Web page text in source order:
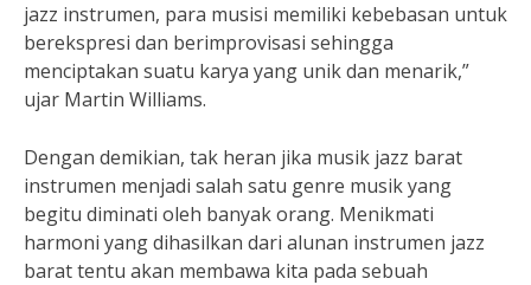
jazz instrumen, para musisi memiliki kebebasan untuk
berekspresi dan berimprovisasi sehingga
menciptakan suatu karya yang unik dan menarik,”
ujar Martin Williams.
Dengan demikian, tak heran jika musik jazz barat
instrumen menjadi salah satu genre musik yang
begitu diminati oleh banyak orang. Menikmati
harmoni yang dihasilkan dari alunan instrumen jazz
barat tentu akan membawa kita pada sebuah